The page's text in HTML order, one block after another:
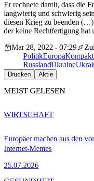
Er rechnete damit, dass die
langwierig und schwierig
diesen Krieg zu beenden
der keine Rechtfertigung hat
Mar 28, 2022 - 07:29
PolitikEuropaKompakt
RusslandUkraine
Drucken Aktie
MEIST GELESEN
Europäer machen aus den
Internet-Memes
25.07.2026
WIRTSCHAFT